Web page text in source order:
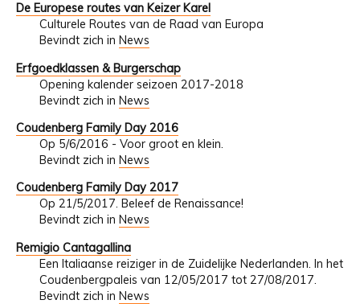
De Europese routes van Keizer Karel
Culturele Routes van de Raad van Europa
Bevindt zich in News
Erfgoedklassen & Burgerschap
Opening kalender seizoen 2017-2018
Bevindt zich in News
Coudenberg Family Day 2016
Op 5/6/2016 - Voor groot en klein.
Bevindt zich in News
Coudenberg Family Day 2017
Op 21/5/2017. Beleef de Renaissance!
Bevindt zich in News
Remigio Cantagallina
Een Italiaanse reiziger in de Zuidelijke Nederlanden. In het
Coudenbergpaleis van 12/05/2017 tot 27/08/2017.
Bevindt zich in News